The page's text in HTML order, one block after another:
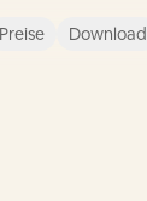
Preise Download